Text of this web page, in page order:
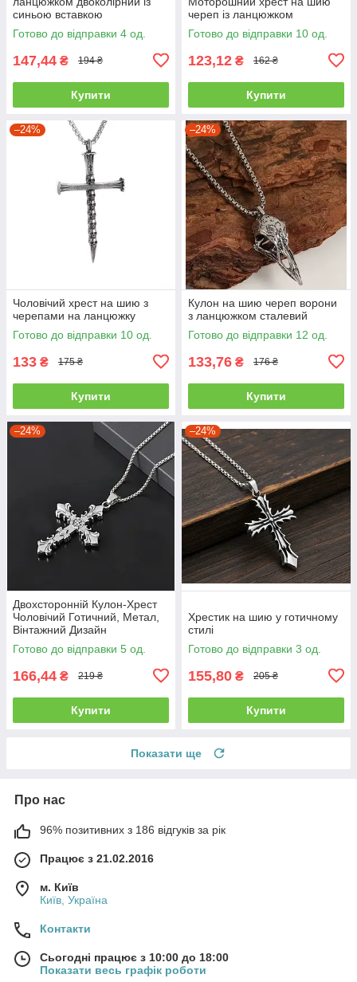
синьою вставкою
Готово до відправки 4 од.
147,44 ₴ 194 ₴
Купити
череп із ланцюжком
Готово до відправки 10 од.
123,12 ₴ 162 ₴
Купити
–24%
Чоловічий хрест на шию з
черепами на ланцюжку
Готово до відправки 10 од.
133 ₴ 175 ₴
Купити
–24%
Кулон на шию череп ворони
з ланцюжком сталевий
Готово до відправки 12 од.
133,76 ₴ 176 ₴
Купити
–24%
Двохсторонній Кулон-Хрест
Чоловічий Готичний, Метал,
Вінтажний Дизайн
Готово до відправки 5 од.
166,44 ₴ 219 ₴
Купити
–24%
Хрестик на шию у готичному
стилі
Готово до відправки 3 од.
155,80 ₴ 205 ₴
Купити
Показати ще
Про нас
96% позитивних з 186 відгуків за рік
Працює з 21.02.2016
м. Київ
Київ, Україна
Контакти
Сьогодні працює з 10:00 до 18:00
Показати весь графік роботи